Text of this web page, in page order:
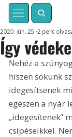
Így
2020. jún. 25. 2 perc
Nehéz a
hiszen sokunk
idegesítsenek
egészen a nyár
„idegesítenek”
csípéseikkel.